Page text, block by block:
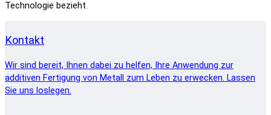
Technologie bezieht.
Kontakt
Wir sind bereit, Ihnen dabei zu helfen, Ihre Anwendung zur
additiven Fertigung von Metall zum Leben zu erwecken. Lassen
Sie uns loslegen.